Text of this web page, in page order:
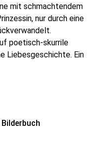
mit schmachtendem
nur durch eine
poetisch-skurrile
Liebesgeschichte. Ein